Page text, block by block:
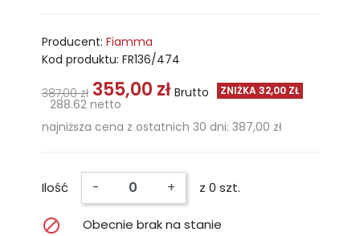
Producent: Fiamma
Kod produktu: FR136/474
387,00 zł 355,00 zł Brutto ZNIŻKA 32,00 ZŁ
288.62 netto
najniższa cena z ostatnich 30 dni: 387,00 zł
Ilość - + z 0 szt.
 Obecnie brak na stanie